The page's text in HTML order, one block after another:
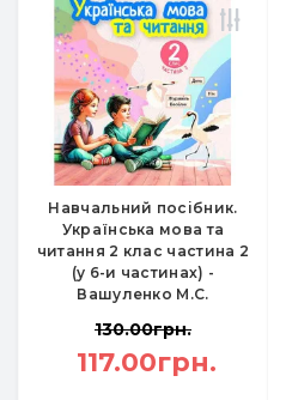
Навчальний посібник.
Українська мова та
читання 2 клас частина 2
(у 6-и частинах) -
Вашуленко М.С.
130.00грн.
117.00грн.